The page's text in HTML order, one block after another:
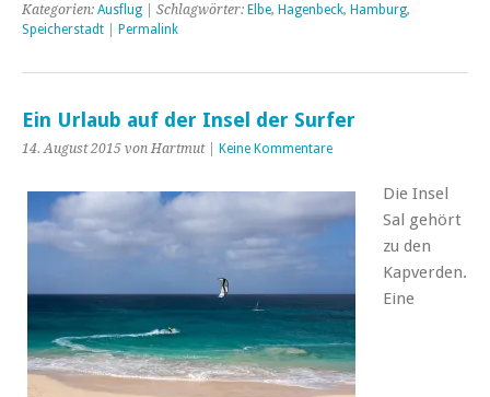
Kategorien: Ausflug | Schlagwörter: Elbe, Hagenbeck, Hamburg,
Speicherstadt
Permalink
Ein Urlaub auf der Insel der Surfer
14. August 2015 von Hartmut | Keine Kommentare
Die Insel
Sal gehört
zu den
Kapverden.
Eine